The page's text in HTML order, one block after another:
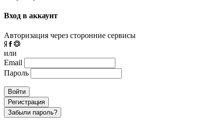
Вход в аккаунт
Авторизация через сторонние сервисы
или
Email
Пароль
Войти
Регистрация
Забыли пароль?